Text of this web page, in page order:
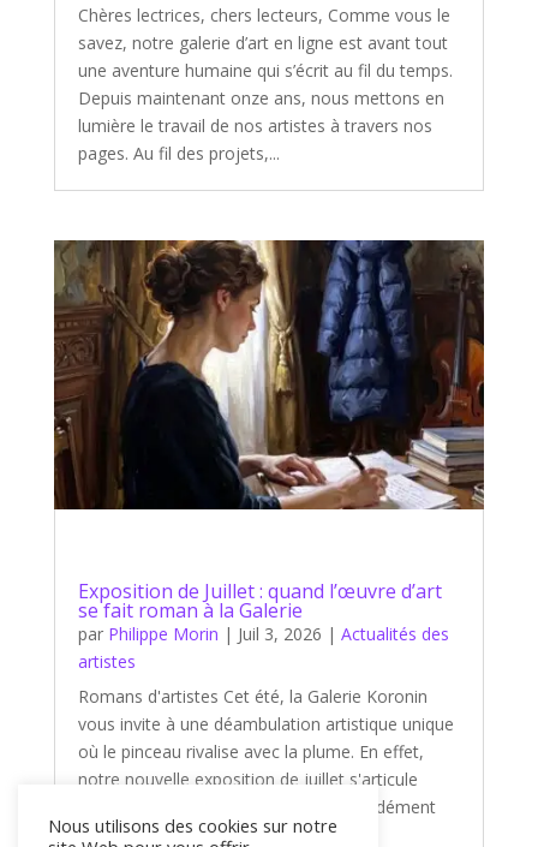
Chères lectrices, chers lecteurs, Comme vous le
savez, notre galerie d’art en ligne est avant tout
une aventure humaine qui s’écrit au fil du temps.
Depuis maintenant onze ans, nous mettons en
lumière le travail de nos artistes à travers nos
pages. Au fil des projets,...
Exposition de Juillet : quand l’œuvre d’art
se fait roman à la Galerie
par Philippe Morin | Juil 3, 2026 | Actualités des
artistes
Romans d'artistes Cet été, la Galerie Koronin
vous invite à une déambulation artistique unique
où le pinceau rivalise avec la plume. En effet,
notre nouvelle exposition de juillet s'articule
autour d'un thème captivant et profondément
littéraire : « Romans d'artistes...
Nous utilisons des cookies sur notre